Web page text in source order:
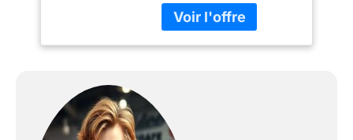
coque élégante et
aérodynamique qui
réduit la résistance au
confortable pour tous les
cyclistes Protection